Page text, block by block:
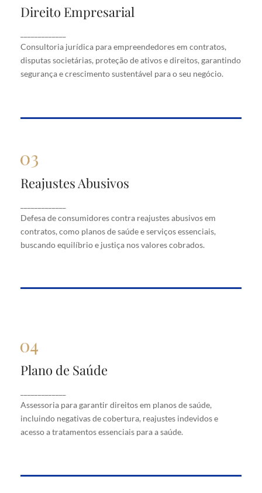
Direito Empresarial
Consultoria jurídica para empreendedores em contratos,
disputas societárias, proteção de ativos e direitos, garantindo
segurança e crescimento sustentável para o seu negócio.
Direito Empresarial
contratos, disputas societárias, proteção de ativos
e direitos, garantindo segurança e crescimento
sustentável para o seu negócio.
Reajustes Abusivos
Defesa de consumidores contra reajustes abusivos em
contratos, como planos de saúde e serviços essenciais,
buscando equilíbrio e justiça nos valores cobrados.
Reajustes Abusivos
em contratos, como planos de saúde e serviços
essenciais, buscando equilíbrio e justiça nos valores
cobrados.
Plano de Saúde
Assessoria para garantir direitos em planos de saúde,
incluindo negativas de cobertura, reajustes indevidos e
acesso a tratamentos essenciais para a saúde.
Plano de Saúde
saúde, incluindo negativas de cobertura, reajustes
indevidos e acesso a tratamentos essenciais para a
saúde.